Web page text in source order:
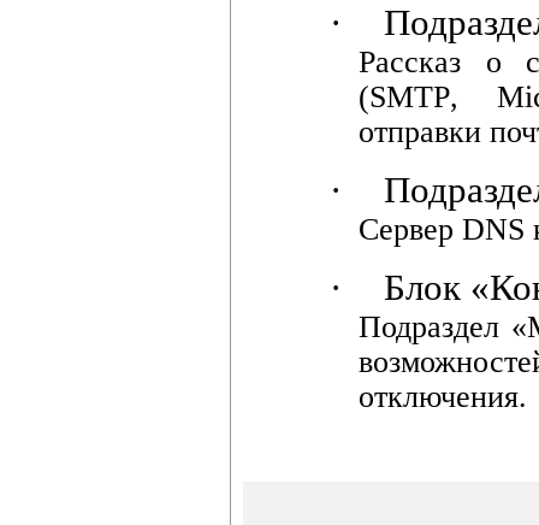
·
Рассказ о
(SMTP,
отправки
·
Сервер DNS
· Блок
Подраздел
отключения.